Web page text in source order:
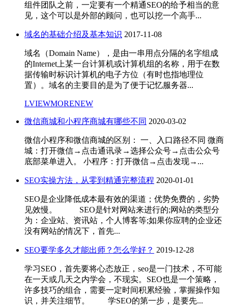
组件团队之前，一定要有一个精通SEO的给予相当的意
见，这个可以是外部的顾问，也可以挖一个高手...
域名的基础介绍及基本知识 2017-11-08
域名（Domain Name），是由一串用点分隔的名字组成
的Internet上某一台计算机或计算机组的名称，用于在数
据传输时标识计算机的电子方位（有时也指地理位
置）。域名的主要目的是为了便于记忆服务器...
LVIEWMORENEW
微信商城和小程序商城有哪些不同 2020-03-02
微信小程序和微信商城的区别： 一、入口路径不同 微商
城：打开微信→点击通讯录→选择公众号→点击公众号
底部菜单进入。 小程序：打开微信→点击发现→...
SEO实操方法，从零到精通完整流程 2020-01-01
SEO是企业降低成本最有效的渠道；优势免费的，劣势
见效慢。 SEO是针对网站来进行的;网站的类型分
为：企业站、资讯站，个人博客等;如果你应聘的企业还
没有网站的情况下，首先...
SEO要学多久才能出师？怎么学好？ 2019-12-28
学习SEO，首先要将心态放正，seo是一门技术，不可能
在一天或几天之内学会，不现实。SEO也是一个策略，
许多技巧的组合，需要一定时间积累经验，掌握操作知
识，并关注细节。 学SEO的第一步，是要先...